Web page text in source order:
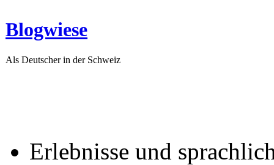
Blogwiese
Als Deutscher in der Schweiz
Erlebnisse und